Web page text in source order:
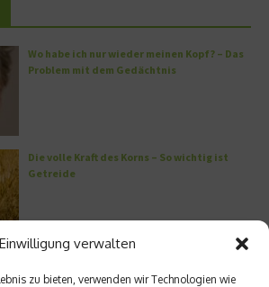
Einwilligung verwalten
zu bieten, verwenden wir Technologien wie
Wo habe ich nur wieder meinen Kopf? – Das
Problem mit dem Gedächtnis
Die volle Kraft des Korns – So wichtig ist
Getreide
und verschiedene Formen